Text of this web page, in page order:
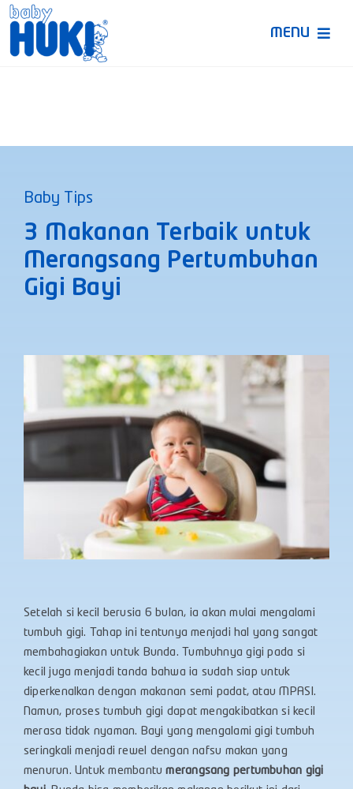
Skip
content
MENU
Baby Tips
3 Makanan Terbaik untuk
Merangsang Pertumbuhan
Gigi Bayi
Setelah si kecil berusia 6 bulan, ia akan mulai mengalami
tumbuh gigi. Tahap ini tentunya menjadi hal yang sangat
membahagiakan untuk Bunda. Tumbuhnya gigi pada si
kecil juga menjadi tanda bahwa ia sudah siap untuk
diperkenalkan dengan makanan semi padat, atau MPASI.
Namun, proses tumbuh gigi dapat mengakibatkan si kecil
merasa tidak nyaman. Bayi yang mengalami gigi tumbuh
seringkali menjadi rewel dengan nafsu makan yang
menurun. Untuk membantumerangsang pertumbuhan gigi